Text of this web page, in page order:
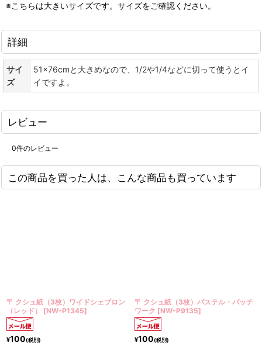
※こちらは大きいサイズです。サイズをご確認ください。
詳細
サイ
ズ
51×76cmと大きめなので、1/2や1/4などに切って使うとイ
イですよ。
レビュー
0件のレビュー
この商品を買った人は、こんな商品も買っています
3枚）ワイドシェブロン
NW-P1345 ]
〒 クシュ紙（3枚）パステル・パッチ
NW-P9135 ]
〒 クシュ紙